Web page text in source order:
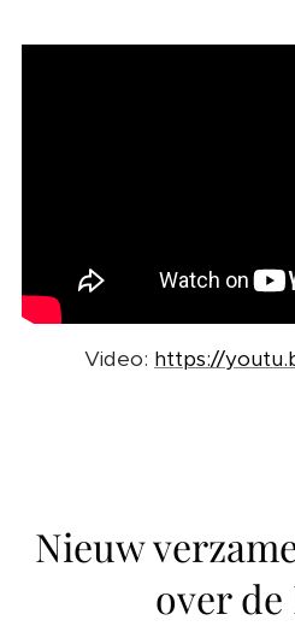
Video: https://
Nieuw
over de